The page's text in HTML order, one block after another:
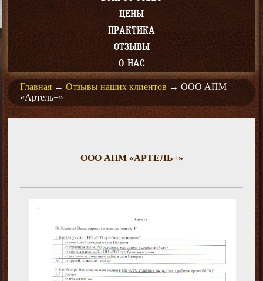
ЦЕНЫ
ПРАКТИКА
ОТЗЫВЫ
О НАС
Главная → Отзывы наших клиентов → ООО АПМ
«Артель+»
ООО АПМ «АРТЕЛЬ+»